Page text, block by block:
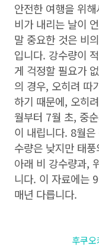
안전한 여행을 위
비가 내리는 날이
말 중요한 것은 비
입니다. 강수량이
게 걱정할 필요가
의 경우, 오히려 따
하기 때문에, 오히
월부터 7월 초, 중
이 내립니다. 8월
수량은 낮지만 태
아래 비 강수량과,
니다. 이 자료에는
매년 다릅니다.
후쿠